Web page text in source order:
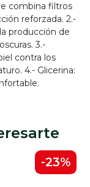
combina filtros
reforzada. 2.-
producción de
3.-
contra los
4.- Glicerina:
-23%